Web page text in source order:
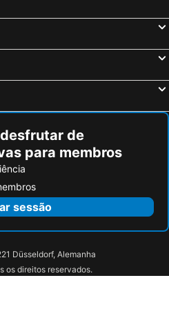
acta Moa
Eurostars Cascais
Hotel Lisboa
Discovery Apartment Carnaxide
Villa Marquês near Tejo River
Hotel Jeronimos 8
de
para membros
sessão
Düsseldorf, Alemanha
os direitos reservados.